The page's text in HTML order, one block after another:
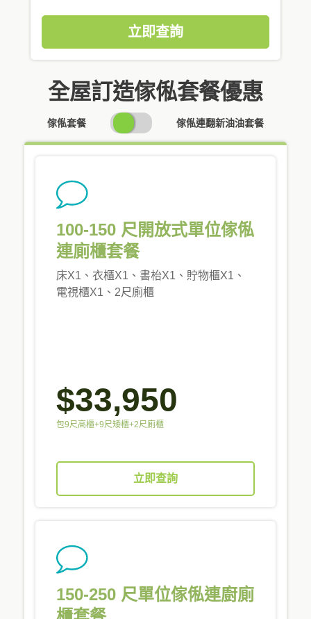
立即查詢
全屋訂造傢俬套餐優惠
傢俬套餐
SWITCH
PRICING
傢俬連翻新油油套餐
100-150 尺開放式單位傢俬
連廁櫃套餐
床X1、衣櫃X1、書枱X1、貯物櫃X1、
電視櫃X1、2尺廁櫃
$33,950
包9尺高櫃+9尺矮櫃+2尺廁櫃
立即查詢
150-250 尺單位傢俬連廚廁